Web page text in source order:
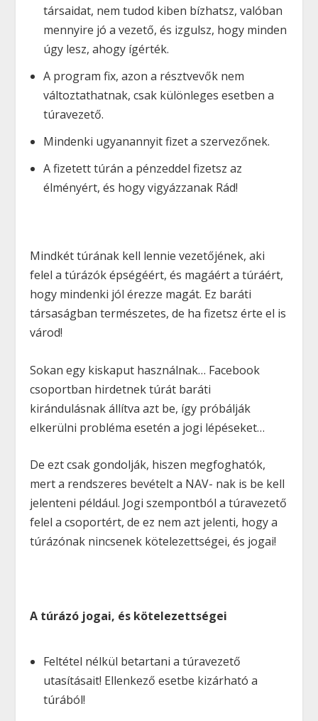
társaidat, nem tudod kiben bízhatsz, valóban
mennyire jó a vezető, és izgulsz, hogy minden
úgy lesz, ahogy ígérték.
A program fix, azon a résztvevők nem
változtathatnak, csak különleges esetben a
túravezető.
Mindenki ugyanannyit fizet a szervezőnek.
A fizetett túrán a pénzeddel fizetsz az
élményért, és hogy vigyázzanak Rád!
Mindkét túrának kell lennie vezetőjének, aki
felel a túrázók épségéért, és magáért a túráért,
hogy mindenki jól érezze magát. Ez baráti
társaságban természetes, de ha fizetsz érte el is
várod!
Sokan egy kiskaput használnak… Facebook
csoportban hirdetnek túrát baráti
kirándulásnak állítva azt be, így próbálják
elkerülni probléma esetén a jogi lépéseket…
De ezt csak gondolják, hiszen megfoghatók,
mert a rendszeres bevételt a NAV- nak is be kell
jelenteni például. Jogi szempontból a túravezető
felel a csoportért, de ez nem azt jelenti, hogy a
túrázónak nincsenek kötelezettségei, és jogai!
A túrázó jogai, és kötelezettségei
Feltétel nélkül betartani a túravezető
utasításait! Ellenkező esetbe kizárható a
túrából!